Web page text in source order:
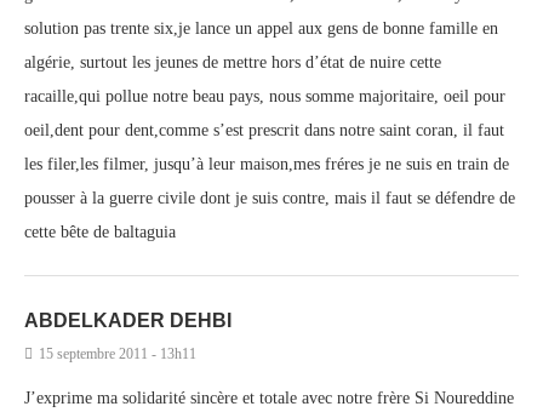
solution pas trente six,je lance un appel aux gens de bonne famille en
algérie, surtout les jeunes de mettre hors d’état de nuire cette
racaille,qui pollue notre beau pays, nous somme majoritaire, oeil pour
oeil,dent pour dent,comme s’est prescrit dans notre saint coran, il faut
les filer,les filmer, jusqu’à leur maison,mes fréres je ne suis en train de
pousser à la guerre civile dont je suis contre, mais il faut se défendre de
cette bête de baltaguia
ABDELKADER DEHBI
15 septembre 2011 - 13h11
J’exprime ma solidarité sincère et totale avec notre frère Si Noureddine